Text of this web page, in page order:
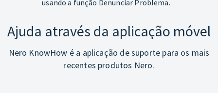
usando a função Denunciar Problema.
Ajuda através da aplicação móvel
Nero KnowHow é a aplicação de suporte para os mais
recentes produtos Nero.